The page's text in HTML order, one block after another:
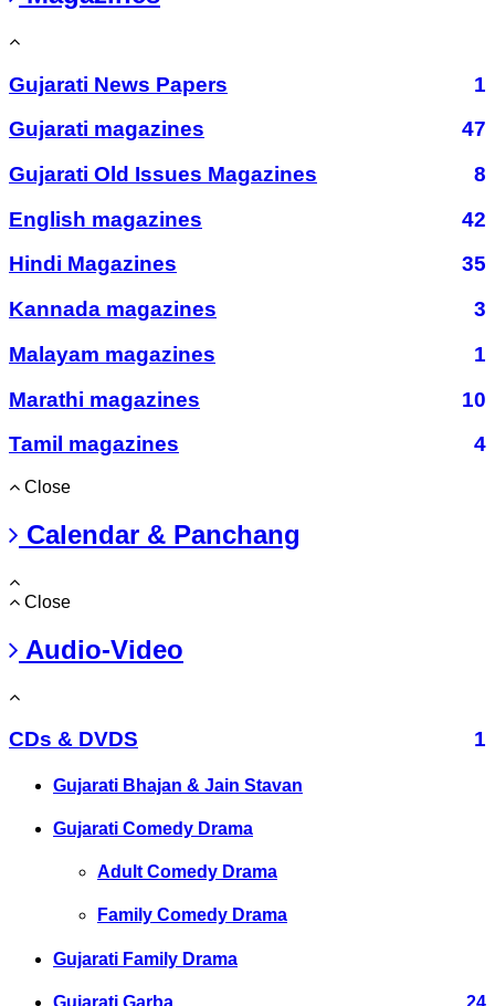
Gujarati News Papers
1
Gujarati magazines
47
Gujarati Old Issues Magazines
8
English magazines
42
Hindi Magazines
35
Kannada magazines
3
Malayam magazines
1
Marathi magazines
10
Tamil magazines
4
Close
Calendar & Panchang
Close
Audio-Video
CDs & DVDS 1
Gujarati Bhajan & Jain Stavan
Gujarati Comedy Drama
Adult Comedy Drama
Family Comedy Drama
Gujarati Family Drama
Gujarati Garba 24